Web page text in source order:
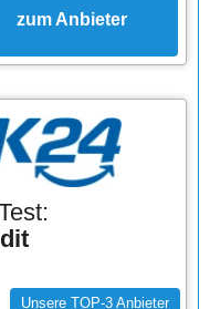
zum Anbieter
Unsere TOP-3 Anbieter